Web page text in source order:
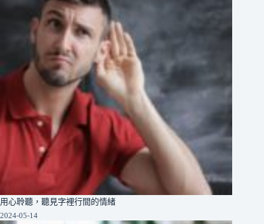
用心聆聽，聽見字裡行間的情緒
2024-05-14